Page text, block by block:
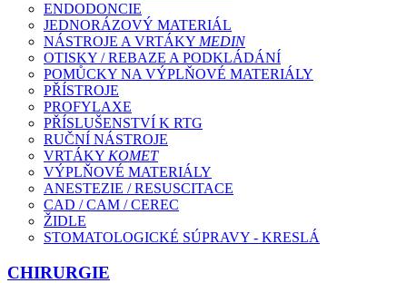
ENDODONCIE
JEDNORÁZOVÝ MATERIÁL
NÁSTROJE A VRTÁKY MEDIN
OTISKY / REBAZE A PODKLÁDÁNÍ
POMŮCKY NA VÝPLŇOVÉ MATERIÁLY
PŘÍSTROJE
PROFYLAXE
PŘÍSLUŠENSTVÍ K RTG
RUČNÍ NÁSTROJE
VRTÁKY KOMET
VÝPLŇOVÉ MATERIÁLY
ANESTEZIE / RESUSCITACE
CAD / CAM / CEREC
ŽIDLE
STOMATOLOGICKÉ SÚPRAVY - KRESLÁ
CHIRURGIE